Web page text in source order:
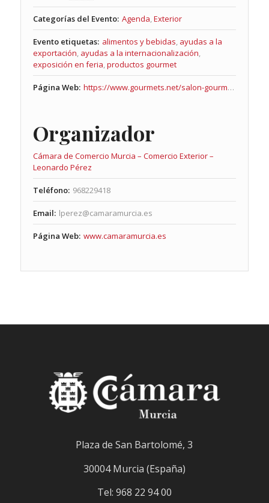
Categorías del Evento: Agenda,Exterior
Evento etiquetas: alimentos y bebidas, ayudas a la
exportación, ayudas a la internacionalización,
exposición en feria,productos gourmet
Página Web: https://www.gourmets.net/salon-gourmets
Organizador
Cámara de Comercio Murcia – Comercio Exterior –
Leonardo Pérez
Teléfono: 968229418
Email: lperez@camaramurcia.es
Página Web: www.camaramurcia.es
Plaza de San Bartolomé, 3
30004 Murcia (España)
Tel: 968 22 94 00